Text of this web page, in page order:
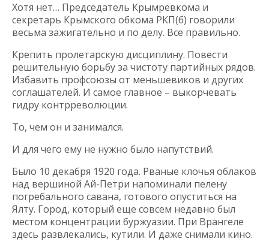
Хотя нет… Председатель Крымревкома и
секретарь Крымского обкома РКП(б) говорили
весьма зажигательно и по делу. Все правильно.
Крепить пролетарскую дисциплину. Повести
решительную борьбу за чистоту партийных рядов.
Избавить профсоюзы от меньшевиков и других
соглашателей. И самое главное – выкорчевать
гидру контрреволюции.
То, чем он и занимался.
И для чего ему не нужно было напутствий.
Было 10 декабря 1920 года. Рваные клочья облаков
над вершиной Ай-Петри напоминали пелену
погребального савана, готового опуститься на
Ялту. Город, который еще совсем недавно был
местом концентрации буржуазии. При Врангеле
здесь развлекались, кутили. И даже снимали кино.